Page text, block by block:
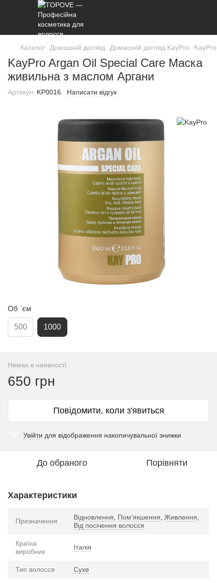
Каталог Домашній догляд Домашній догляд KayPro
KayPro Argan Oil Special Care Маска
живильна з маслом Аргани
Артикул: KP0016 Написати відгук
Об `єм
500 1000
Немає в наявності
650 грн
Повідомити, коли з'явиться
Увійти для відображення накопичувальної знижки
До обраного Порівняти
Характеристики
Призначення Відновлення, Пом'якшення, Живлення,
Від посічення волосся
Країна
виробник
Італія
Тип волосся Сухе